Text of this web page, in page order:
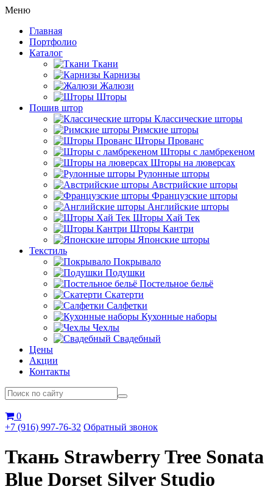
Меню
Главная
Портфолио
Каталог
Ткани
Карнизы
Жалюзи
Шторы
Пошив штор
Классические шторы
Римские шторы
Шторы Прованс
Шторы с ламбрекеном
Шторы на люверсах
Рулонные шторы
Австрийские шторы
Французские шторы
Английские шторы
Шторы Хай Тек
Шторы Кантри
Японские шторы
Текстиль
Покрывало
Подушки
Постельное бельё
Скатерти
Салфетки
Кухонные наборы
Чехлы
Свадебный
Цены
Акции
Контакты
0
+7 (916) 997-76-32 Обратный звонок
Ткань Strawberry Tree Sonata
Blue Dorset Silver Studio